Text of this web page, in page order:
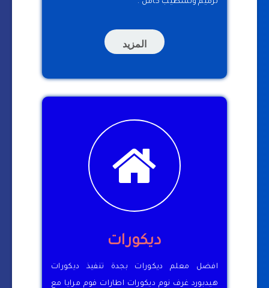
المزيد
ديكورات
افضل معلم ديكورات بجدة تنفيذ ديكورات
هيدبورد غرف نوم ديكورات اطارات فوم مرايا مع